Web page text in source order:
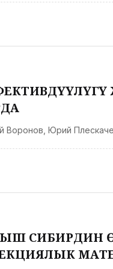
Воронов Юрий
СИБИРДИН